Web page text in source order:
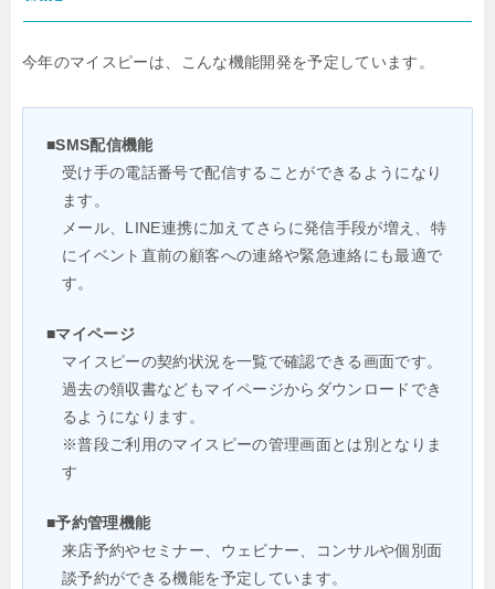
今年のマイスピーは、こんな機能開発を予定しています。
■SMS配信機能
受け手の電話番号で配信することができるようになり
ます。
メール、LINE連携に加えてさらに発信手段が増え、特
にイベント直前の顧客への連絡や緊急連絡にも最適で
す。
■マイページ
マイスピーの契約状況を一覧で確認できる画面です。
過去の領収書などもマイページからダウンロードでき
るようになります。
※普段ご利用のマイスピーの管理画面とは別となりま
す
■予約管理機能
来店予約やセミナー、ウェビナー、コンサルや個別面
談予約ができる機能を予定しています。